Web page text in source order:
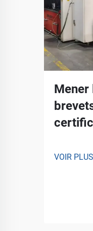
Mener
VOIR PLUS